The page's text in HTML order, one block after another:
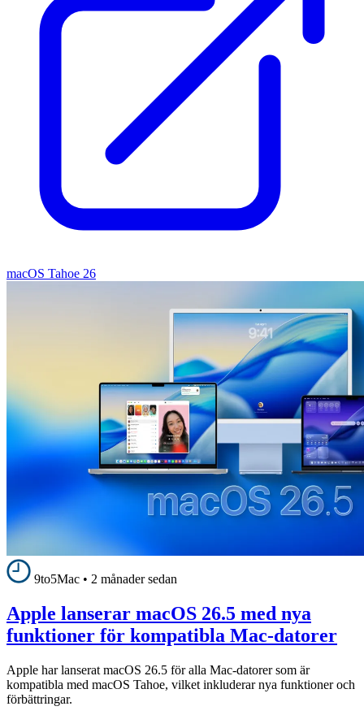
macOS Tahoe 26
9to5Mac • 2 månader sedan
Apple lanserar macOS 26.5 med nya
funktioner för kompatibla Mac-datorer
Apple har lanserat macOS 26.5 för alla Mac-datorer som är
kompatibla med macOS Tahoe, vilket inkluderar nya funktioner och
förbättringar.